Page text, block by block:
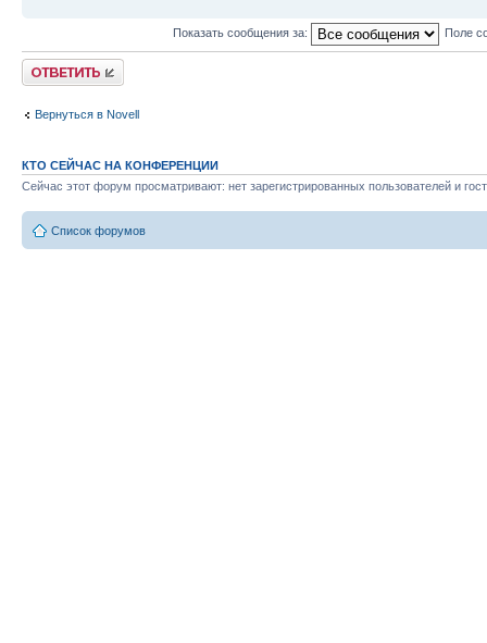
Показать сообщения за: Поле
Ответить
Вернуться в Novell
КТО СЕЙЧАС НА КОНФЕРЕНЦИИ
Сейчас этот форум просматривают: нет зарегистрированных пользователей и
Список форумов